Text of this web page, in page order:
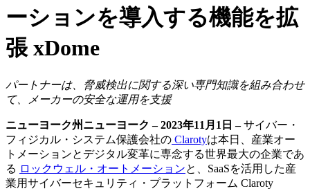
ーションを導入する機能を拡
張 xDome
パートナーは、脅威検出に関する深い専門知識を組み合わせ
て、メーカーの安全な運用を支援
ニューヨーク州ニューヨーク – 2023年11月1日 –サイバー・
フィジカル・システム保護会社の Clarotyは本日、産業オー
トメーションとデジタル変革に専念する世界最大の企業であ
る ロックウェル・オートメーションと、SaaSを活用した産
業用サイバーセキュリティ・プラットフォーム Claroty